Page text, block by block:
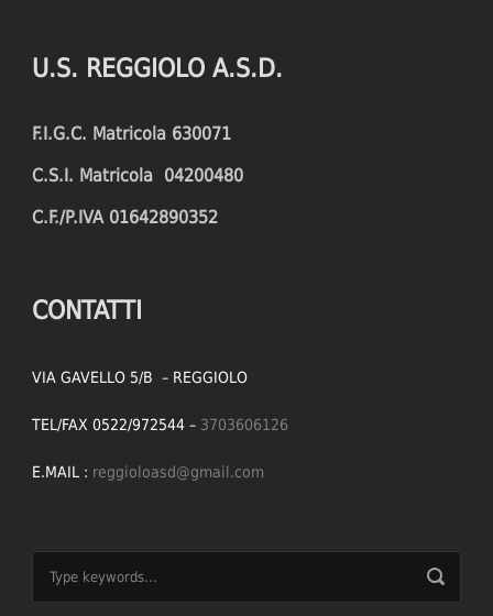
U.S. REGGIOLO A.S.D.
F.I.G.C. Matricola 630071
C.S.I. Matricola 04200480
C.F./P.IVA 01642890352
CONTATTI
VIA GAVELLO 5/B – REGGIOLO
TEL/FAX 0522/972544 – 3703606126
E.MAIL : reggioloasd@gmail.com